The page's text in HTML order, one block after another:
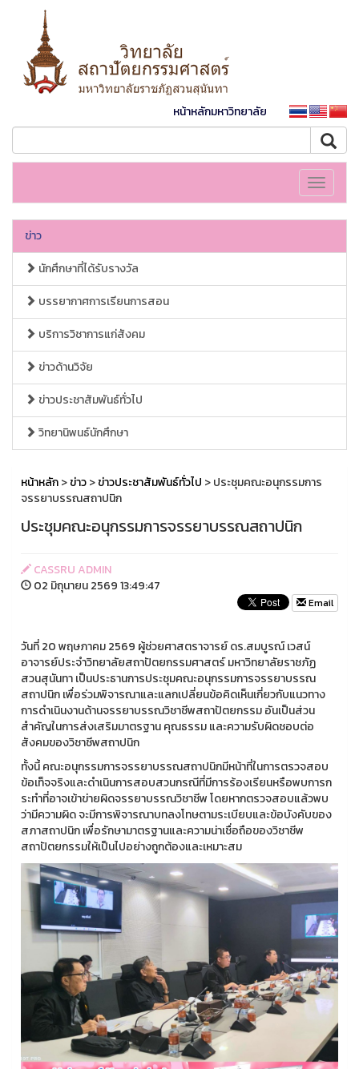
หน้าหลักมหาวิทยาลัย
Toggle
ข่าว
นักศึกษาที่ได้รับรางวัล
บรรยากาศการเรียนการสอน
บริการวิชาการแก่สังคม
ข่าวด้านวิจัย
ข่าวประชาสัมพันธ์ทั่วไป
วิทยานิพนธ์นักศึกษา
หน้าหลัก>ข่าว>ข่าวประชาสัมพันธ์ทั่วไป > ประชุมคณะอนุกรรมการ
จรรยาบรรณสถาปนิก
ประชุมคณะอนุกรรมการจรรยาบรรณสถาปนิก
CASSRU ADMIN
02 มิถุนายน 2569 13:49:47
Email
วันที่ 20 พฤษภาคม 2569 ผู้ช่วยศาสตราจารย์ ดร.สมบูรณ์ เวสน์
อาจารย์ประจำวิทยาลัยสถาปัตยกรรมศาสตร์ มหาวิทยาลัยราชภัฏ
สวนสุนันทา เป็นประธานการประชุมคณะอนุกรรมการจรรยาบรรณ
สถาปนิก เพื่อร่วมพิจารณาและแลกเปลี่ยนข้อคิดเห็นเกี่ยวกับแนวทาง
การดำเนินงานด้านจรรยาบรรณวิชาชีพสถาปัตยกรรม อันเป็นส่วน
สำคัญในการส่งเสริมมาตรฐาน คุณธรรม และความรับผิดชอบต่อ
สังคมของวิชาชีพสถาปนิก
ทั้งนี้ คณะอนุกรรมการจรรยาบรรณสถาปนิกมีหน้าที่ในการตรวจสอบ
ข้อเท็จจริงและดำเนินการสอบสวนกรณีที่มีการร้องเรียนหรือพบการก
ระทำที่อาจเข้าข่ายผิดจรรยาบรรณวิชาชีพ โดยหากตรวจสอบแล้วพบ
ว่ามีความผิด จะมีการพิจารณาบทลงโทษตามระเบียบและข้อบังคับของ
สภาสถาปนิก เพื่อรักษามาตรฐานและความน่าเชื่อถือของวิชาชีพ
สถาปัตยกรรมให้เป็นไปอย่างถูกต้องและเหมาะสม